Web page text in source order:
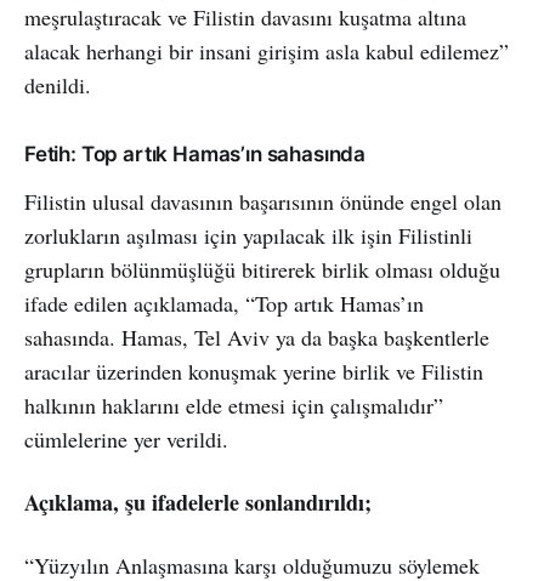
meşrulaştıracak ve Filistin davasını kuşatma altına
alacak herhangi bir insani girişim asla kabul edilemez”
denildi.
Fetih: Top artık Hamas’ın sahasında
Filistin ulusal davasının başarısının önünde engel olan
zorlukların aşılması için yapılacak ilk işin Filistinli
grupların bölünmüşlüğü bitirerek birlik olması olduğu
ifade edilen açıklamada, “Top artık Hamas’ın
sahasında. Hamas, Tel Aviv ya da başka başkentlerle
aracılar üzerinden konuşmak yerine birlik ve Filistin
halkının haklarını elde etmesi için çalışmalıdır”
cümlelerine yer verildi.
Açıklama, şu ifadelerle sonlandırıldı;
“Yüzyılın Anlaşmasına karşı olduğumuzu söylemek